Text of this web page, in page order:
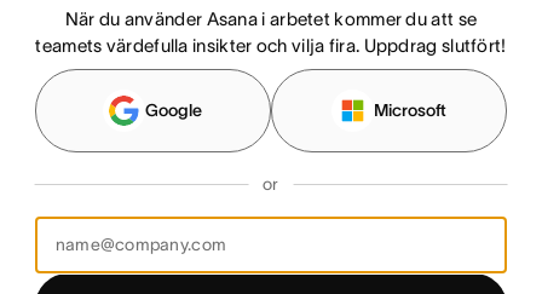
När du använder Asana i arbetet kommer du att se
teamets värdefulla insikter och vilja fira. Uppdrag slutfört!
Google Microsoft
or